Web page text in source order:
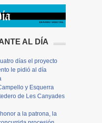
AL DÍA
días el proyecto
le pidió al día
y Esquerra
de Les Canyades
a la patrona, la